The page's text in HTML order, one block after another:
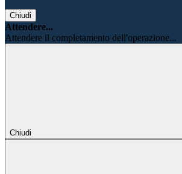
Chiudi
Attendere...
Attendere il completamento dell'operazione...
Chiudi